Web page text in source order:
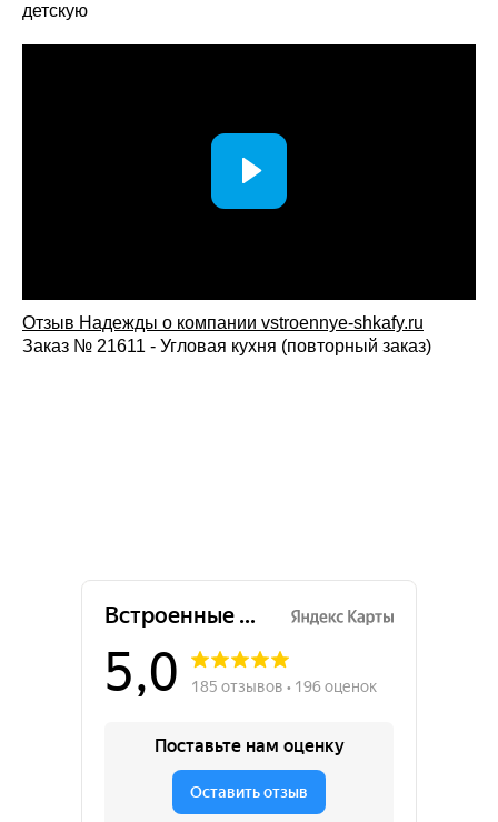
детскую
Отзыв Надежды о компании vstroennye-shkafy.ru
Заказ № 21611 - Угловая кухня (повторный заказ)